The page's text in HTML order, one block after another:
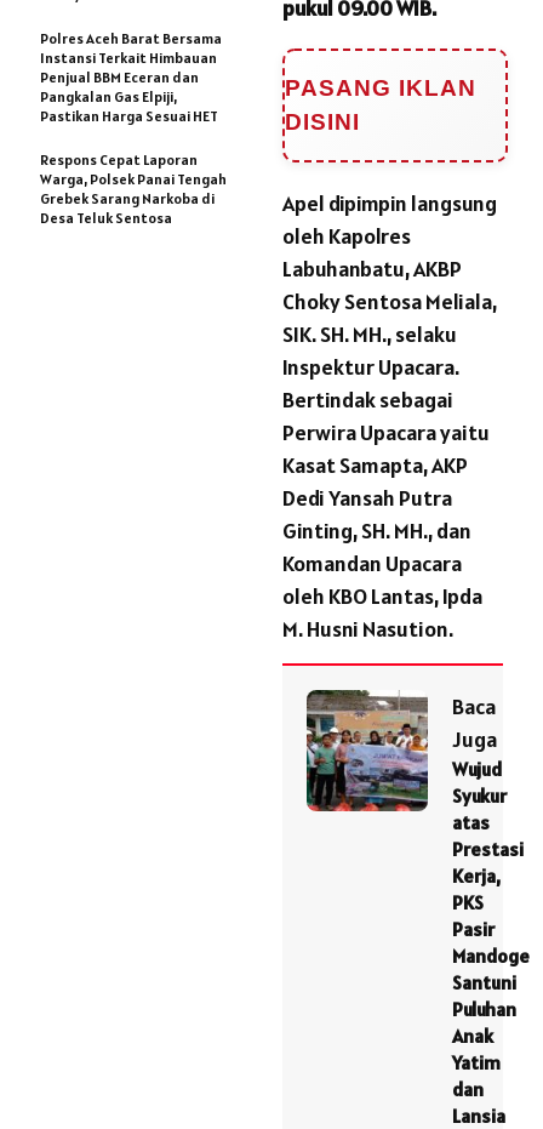
pukul 09.00 WIB.
PASANG IKLAN
DISINI
Apel dipimpin langsung
oleh Kapolres
Labuhanbatu, AKBP
Choky Sentosa Meliala,
SIK. SH. MH., selaku
Inspektur Upacara.
Bertindak sebagai
Perwira Upacara yaitu
Kasat Samapta, AKP
Dedi Yansah Putra
Ginting, SH. MH., dan
Komandan Upacara
oleh KBO Lantas, Ipda
M. Husni Nasution.
Baca
Juga
Wujud
Syukur
atas
Prestasi
Kerja,
PKS
Pasir
Mandoge
Santuni
Puluhan
Anak
Yatim
dan
Lansia
Polres Aceh Barat Bersama
Instansi Terkait Himbauan
Penjual BBM Eceran dan
Pangkalan Gas Elpiji,
Pastikan Harga Sesuai HET
Respons Cepat Laporan
Warga, Polsek Panai Tengah
Grebek Sarang Narkoba di
Desa Teluk Sentosa